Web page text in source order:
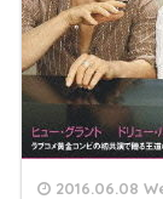
2016.06.08